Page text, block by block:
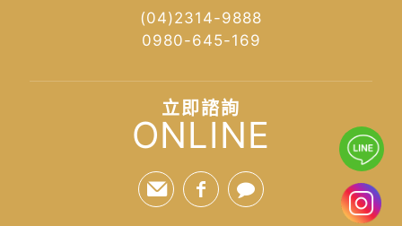
(04)2314-9888
0980-645-169
立即諮詢
ONLINE